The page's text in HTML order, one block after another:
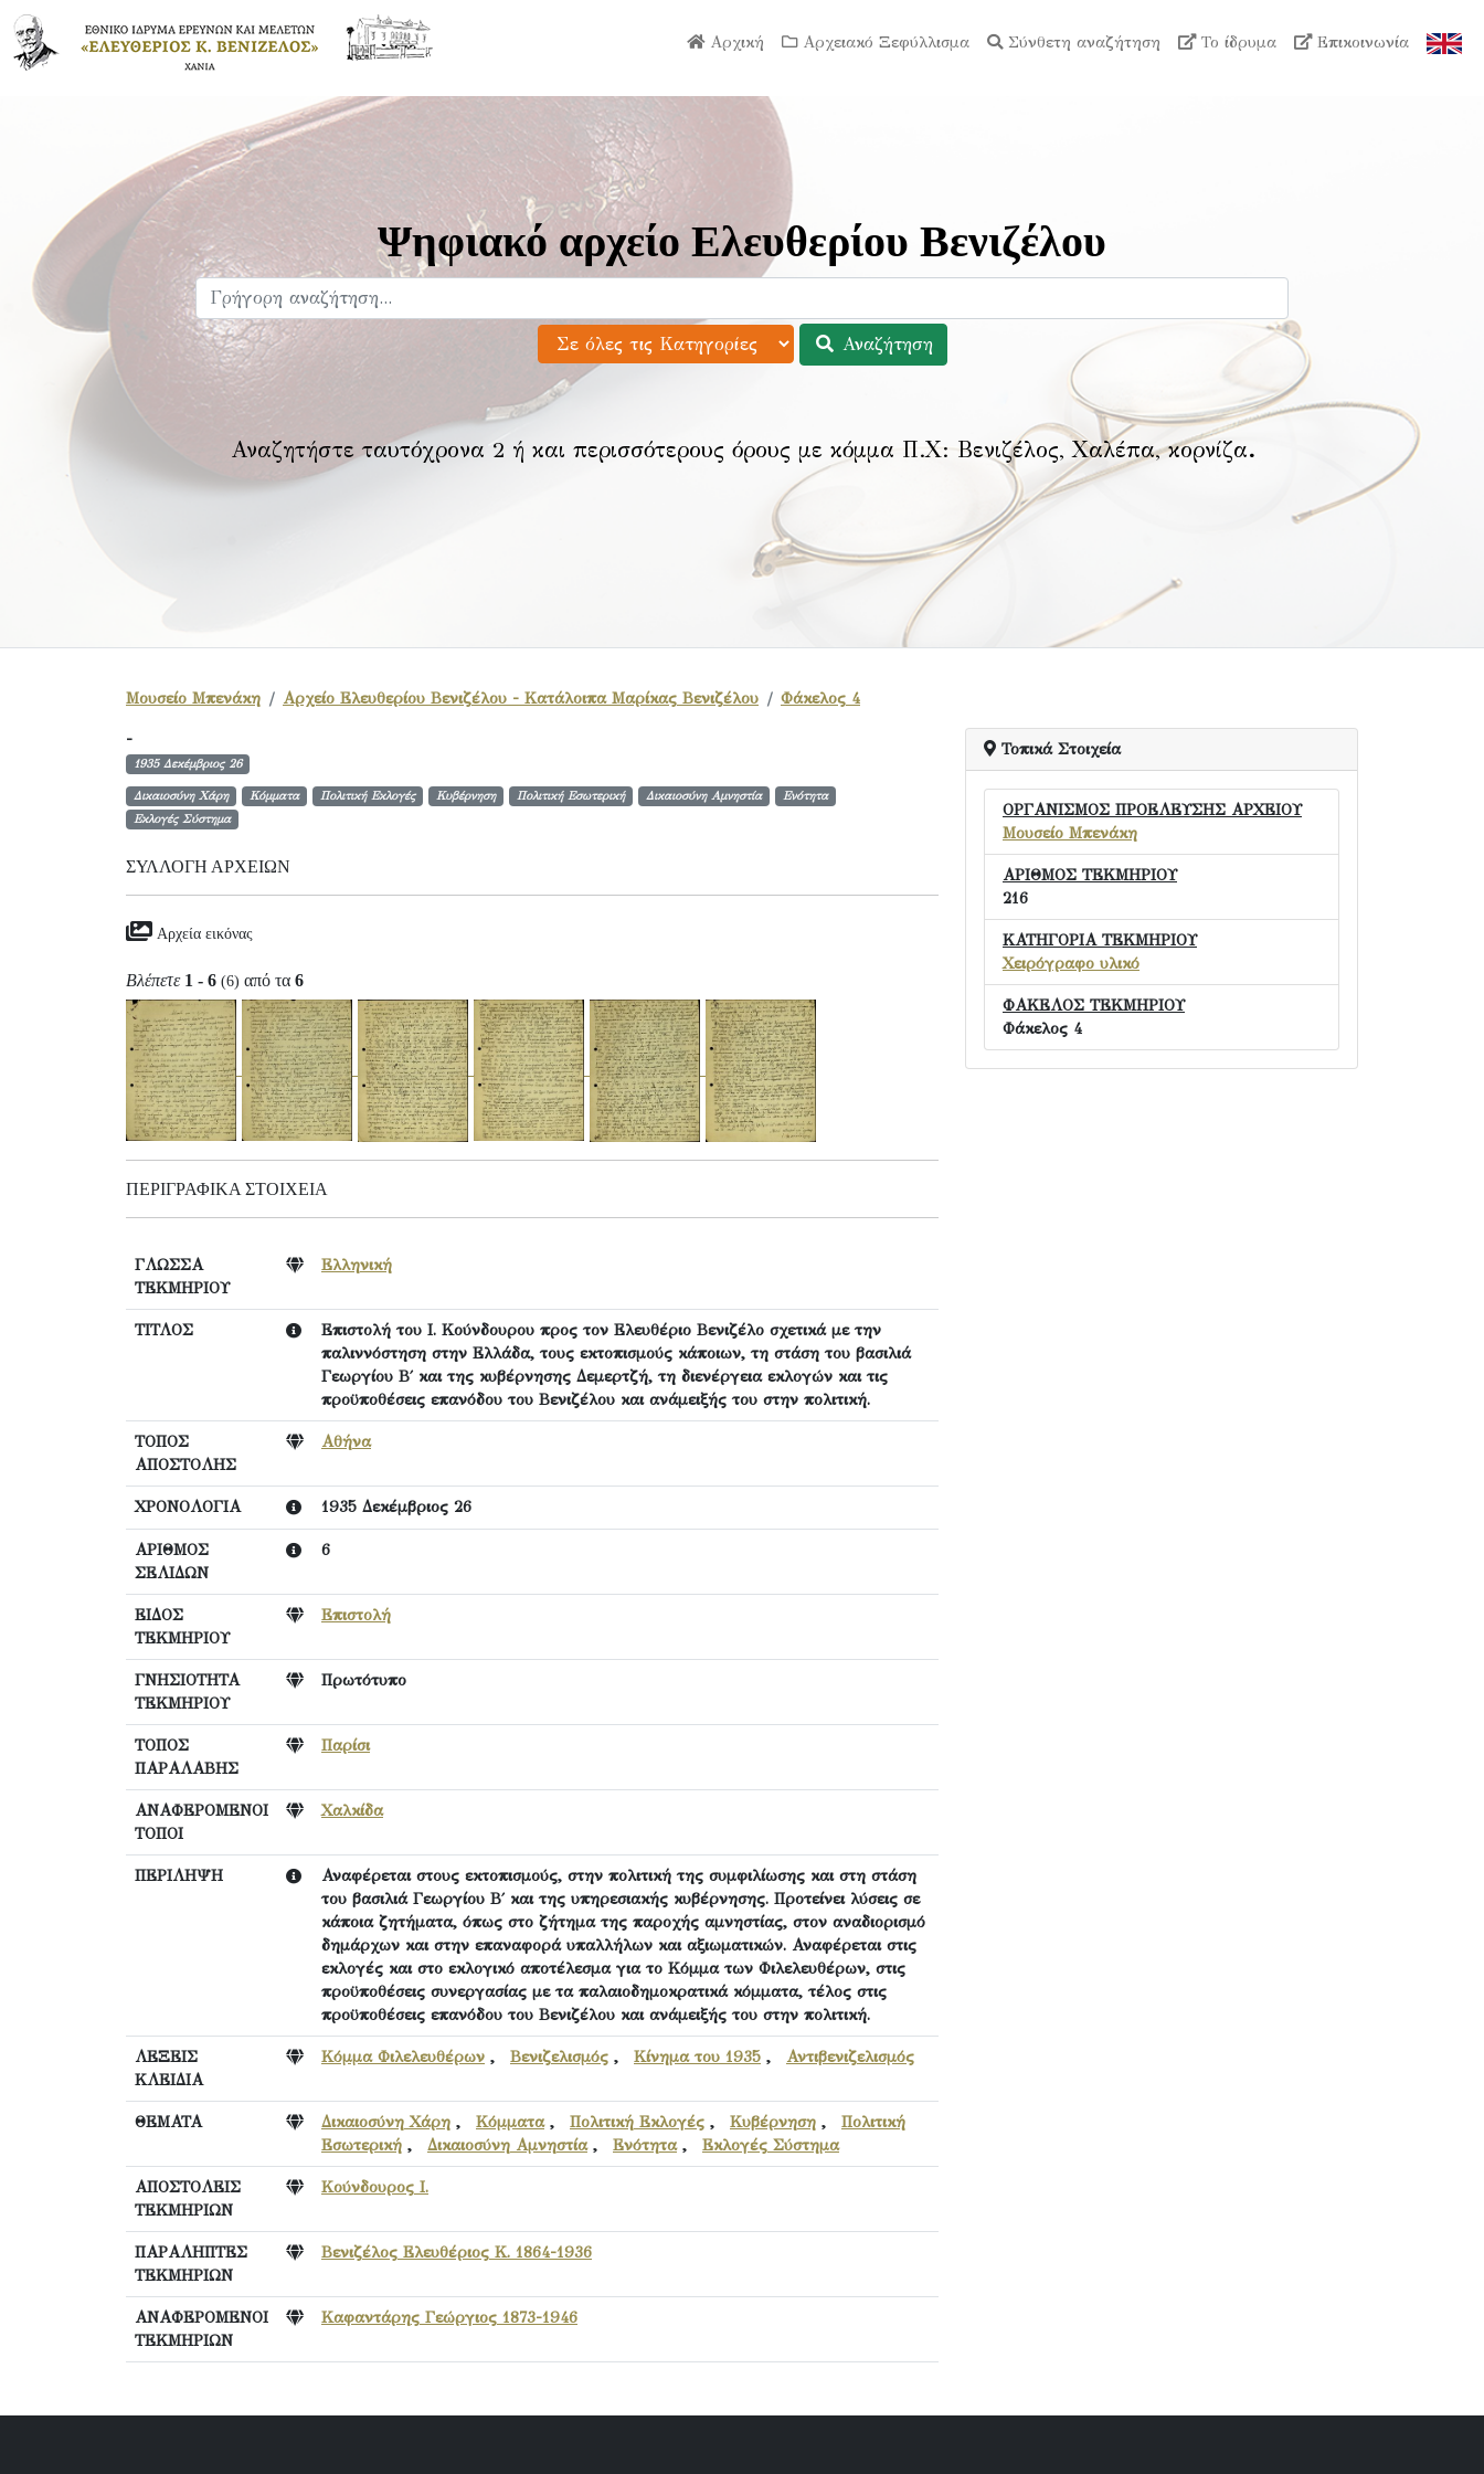
Αρχική Αρχειακό Ξεφύλλισμα Σύνθετη αναζήτηση Το ίδρυμα Επικοινωνία
Ψηφιακό αρχείο Ελευθερίου Βενιζέλου
Αναζήτηση
Αναζητήστε ταυτόχρονα 2 ή και περισσότερους όρους με κόμμα Π.Χ: Βενιζέλος, Χαλέπα, κορνίζα.
Μουσείο Μπενάκη Αρχείο Ελευθερίου Βενιζέλου - Κατάλοιπα Μαρίκας Βενιζέλου Φάκελος 4
-
1935 Δεκέμβριος 26
Δικαιοσύνη Χάρη Κόμματα Πολιτική Εκλογές Κυβέρνηση Πολιτική Εσωτερική Δικαιοσύνη Αμνηστία
Ενότητα
Εκλογές Σύστημα
ΣΥΛΛΟΓΉ ΑΡΧΕΊΩΝ
Αρχεία εικόνας
Βλέπετε 1 - 6 (6) από τα 6
ΠΕΡΙΓΡΑΦΙΚΆ ΣΤΟΙΧΕΊΑ
ΓΛΩΣΣΑ
ΤΕΚΜΗΡΙΟΥ
Ελληνική
ΤΙΤΛΟΣ
Επιστολή του Ι. Κούνδουρου προς τον Ελευθέριο Βενιζέλο σχετικά με την
παλιννόστηση στην Ελλάδα, τους εκτοπισμούς κάποιων, τη στάση του βασιλιά
Γεωργίου Β΄ και της κυβέρνησης Δεμερτζή, τη διενέργεια εκλογών και τις
προϋποθέσεις επανόδου του Βενιζέλου και ανάμειξής του στην πολιτική.
ΤΟΠΟΣ
ΑΠΟΣΤΟΛΗΣ
Αθήνα
ΧΡΟΝΟΛΟΓΙΑ 1935 Δεκέμβριος 26
ΑΡΙΘΜΟΣ
ΣΕΛΙΔΩΝ
6
ΕΙΔΟΣ
ΤΕΚΜΗΡΙΟΥ
Επιστολή
ΓΝΗΣΙΟΤΗΤΑ
ΤΕΚΜΗΡΙΟΥ
Πρωτότυπο
ΤΟΠΟΣ
ΠΑΡΑΛΑΒΗΣ
Παρίσι
ΑΝΑΦΕΡΟΜΕΝΟΙ
ΤΟΠΟΙ
Χαλκίδα
ΠΕΡΙΛΗΨΗ
Αναφέρεται στους εκτοπισμούς, στην πολιτική της συμφιλίωσης και στη στάση
του βασιλιά Γεωργίου Β΄ και της υπηρεσιακής κυβέρνησης. Προτείνει λύσεις σε
κάποια ζητήματα, όπως στο ζήτημα της παροχής αμνηστίας, στον αναδιορισμό
δημάρχων και στην επαναφορά υπαλλήλων και αξιωματικών. Αναφέρεται στις
εκλογές και στο εκλογικό αποτέλεσμα για το Κόμμα των Φιλελευθέρων, στις
προϋποθέσεις συνεργασίας με τα παλαιοδημοκρατικά κόμματα, τέλος στις
προϋποθέσεις επανόδου του Βενιζέλου και ανάμειξής του στην πολιτική.
ΛΕΞΕΙΣ
ΚΛΕΙΔΙΑ
Κόμμα Φιλελευθέρων , Βενιζελισμός , Κίνημα του 1935 , Αντιβενιζελισμός
ΘΕΜΑΤΑ Δικαιοσύνη Χάρη , Κόμματα, Πολιτική Εκλογές , Κυβέρνηση , Πολιτική
Εσωτερική , Δικαιοσύνη Αμνηστία, Ενότητα, Εκλογές Σύστημα
ΑΠΟΣΤΟΛΕΙΣ
ΤΕΚΜΗΡΙΩΝ
Κούνδουρος Ι.
ΠΑΡΑΛΗΠΤΕΣ
ΤΕΚΜΗΡΙΩΝ
Βενιζέλος Ελευθέριος Κ. 1864-1936
ΑΝΑΦΕΡΟΜΕΝΟΙ
ΤΕΚΜΗΡΙΩΝ
Καφαντάρης Γεώργιος 1873-1946
Τοπικά Στοιχεία
ΟΡΓΑΝΙΣΜΟΣ ΠΡΟΕΛΕΥΣΗΣ ΑΡΧΕΙΟΥ
Μουσείο Μπενάκη
ΑΡΙΘΜΟΣ ΤΕΚΜΗΡΙΟΥ
216
ΚΑΤΗΓΟΡΙΑ ΤΕΚΜΗΡΙΟΥ
Χειρόγραφο υλικό
ΦΑΚΕΛΟΣ ΤΕΚΜΗΡΙΟΥ
Φάκελος 4